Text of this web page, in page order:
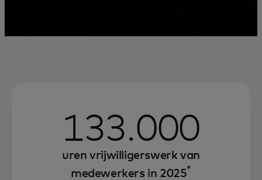
133.000
uren vrijwilligerswerk van
medewerkers in 2025*